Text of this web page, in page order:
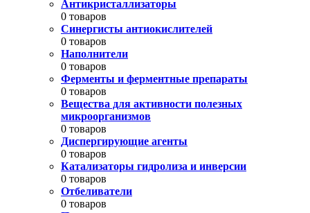
Антикристаллизаторы
0 товаров
Синергисты антиокислителей
0 товаров
Наполнители
0 товаров
Ферменты и ферментные препараты
0 товаров
Вещества для активности полезных
микроорганизмов
0 товаров
Диспергирующие агенты
0 товаров
Катализаторы гидролиза и инверсии
0 товаров
Отбеливатели
0 товаров